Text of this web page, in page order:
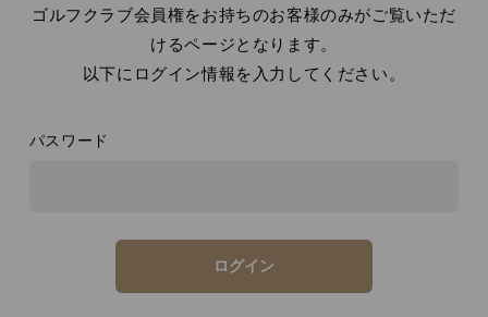
ゴルフクラブ会員権をお持ちのお客様のみがご覧いただ
けるページとなります。
以下にログイン情報を入力してください。
パスワード